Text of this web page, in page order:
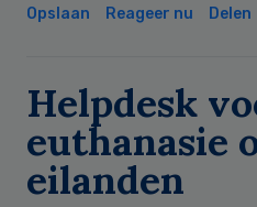
Opslaan Reageer nu Delen
Helpdesk
euthanasie
eilanden